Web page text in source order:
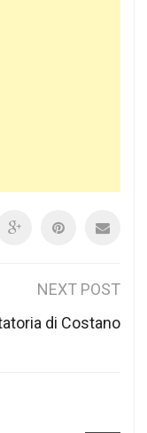
NEXT POST
di Costano